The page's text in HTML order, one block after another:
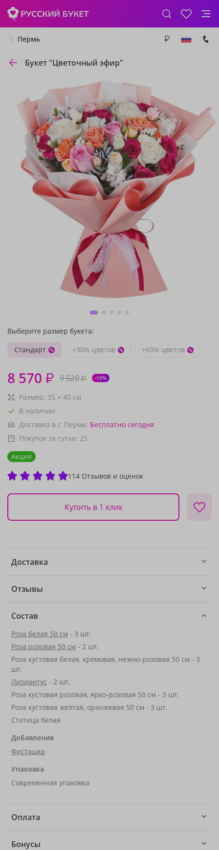
Пермь
Букет "Цветочный эфир"
Выберите размер букета:
Стандарт
+30% цветов +60% цветов
8 570 ₽ 9 520₽ -10%
Размер: 35 × 40 см
В наличии
Доставка в г. Пермь: Бесплатно сегодня
Покупок за сутки: 25
Акция
114 Отзывов и оценок
Купить в 1 клик
Доставка
Отзывы
Состав
Роза белая 50 см - 3 шт.
Роза розовая 50 см - 2 шт.
Роза кустовая белая, кремовая, нежно-розовая 50 см - 3
шт.
Лизиантус - 2 шт.
Роза кустовая розовая, ярко-розовая 50 см - 3 шт.
Роза кустовая желтая, оранжевая 50 см - 3 шт.
Статица белая
Добавления
Фисташка
Упаковка
Современная упаковка
Оплата
Бонусы